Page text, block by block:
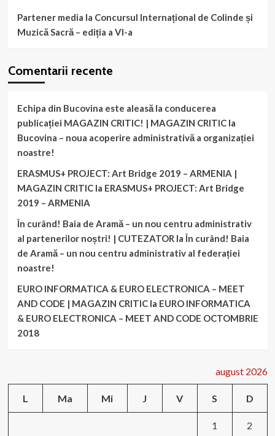
Partener media la Concursul Internațional de Colinde și
Muzică Sacră – ediția a VI-a
Comentarii recente
Echipa din Bucovina este aleasă la conducerea
publicației MAGAZIN CRITIC! | MAGAZIN CRITICla
Bucovina – noua acoperire administrativă a organizației
noastre!
ERASMUS+ PROJECT: Art Bridge 2019 – ARMENIA |
MAGAZIN CRITICla ERASMUS+ PROJECT: Art Bridge
2019 – ARMENIA
În curând! Baia de Aramă – un nou centru administrativ
al partenerilor noștri! | CUTEZATOR laÎn curând! Baia
de Aramă – un nou centru administrativ al federației
noastre!
EURO INFORMATICA & EURO ELECTRONICA – MEET
AND CODE | MAGAZIN CRITICla EURO INFORMATICA
& EURO ELECTRONICA – MEET AND CODE OCTOMBRIE
2018
august 2026
L Ma Mi J V S D
1 2